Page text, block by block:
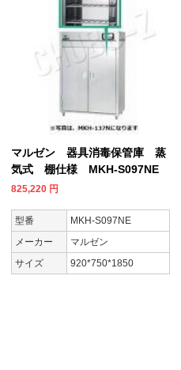
マルゼン 器具消毒保管庫 蒸
気式 棚仕様 MKH-S097NE
825,220 円
型番
MKH-S097NE
メーカー
マルゼン
サイズ
920*750*1850